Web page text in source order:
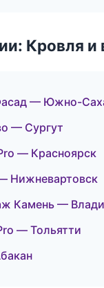
Кровля и
— Южно-
— Сургут
— Красноярск
Нижневартовск
Камень —
— Тольятти